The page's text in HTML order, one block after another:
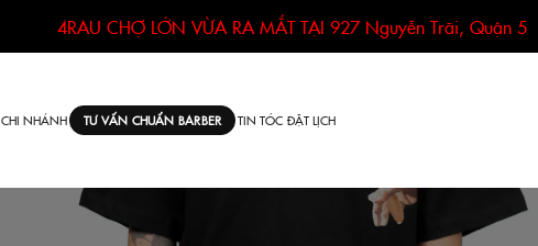
4RAU CHỢ LỚN VỪA RA MẮT TẠI 927 Nguyễn Trãi, Quận 5
CHI NHÁNH TƯ VẤN CHUẨN BARBER TIN TÓC ĐẶT LỊCH